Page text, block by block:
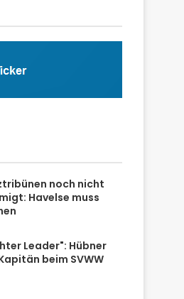
noch nicht
Havelse muss
Leader": Hübner
beim SVWW